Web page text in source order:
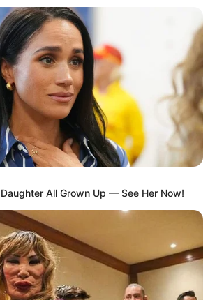
και ΜΜΕ που
από τον George Soros
All Grown Up — See Her Now!